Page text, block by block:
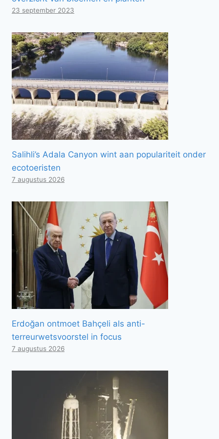
23 september 2023
Salihli’s Adala Canyon wint aan populariteit onder
ecotoeristen
7 augustus 2026
Erdoğan ontmoet Bahçeli als anti-
terreurwetsvoorstel in focus
7 augustus 2026